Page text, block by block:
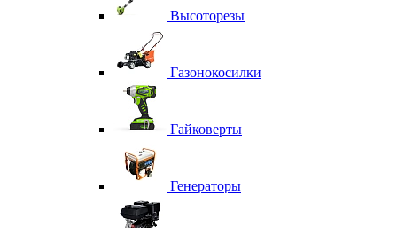
Высоторезы
Газонокосилки
Гайковерты
Генераторы